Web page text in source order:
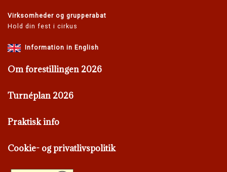
Virksomheder og grupperabat
Hold din fest i cirkus
Information in English
Om forestillingen 2026
Turnéplan 2026
Praktisk info
Cookie- og privatlivspolitik